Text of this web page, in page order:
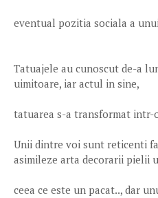
eventual pozitia sociala a
Tatuajele au cunoscut de-a
uimitoare, iar actul in sine,
tatuarea s-a transformat intr-
Unii dintre voi sunt reticenti
asimileze arta decorarii pielii
ceea ce este un pacat.., dar